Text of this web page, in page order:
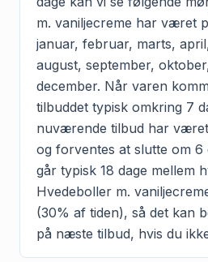
m. vaniljecreme har været
januar, februar, marts,
august, september,
december. Når varen
tilbuddet typisk omkring 7
nuværende tilbud har
og forventes at slutte om 6
går typisk 18 dage mellem
Hvedeboller m.
(30% af tiden), så det kan
på næste tilbud, hvis du